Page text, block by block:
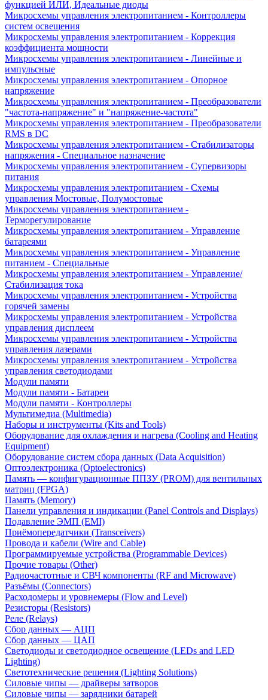
функцией ИЛИ, Идеальные диоды
Микросхемы управления электропитанием - Контроллеры
систем освещения
Микросхемы управления электропитанием - Коррекция
коэффициента мощности
Микросхемы управления электропитанием - Линейные и
импульсные
Микросхемы управления электропитанием - Опорное
напряжение
Микросхемы управления электропитанием - Преобразователи
"частота-напряжение" и "напряжение-частота"
Микросхемы управления электропитанием - Преобразователи
RMS в DC
Микросхемы управления электропитанием - Стабилизаторы
напряжения - Специальное назначение
Микросхемы управления электропитанием - Супервизоры
питания
Микросхемы управления электропитанием - Схемы
управления Мостовые, Полумостовые
Микросхемы управления электропитанием -
Терморегулирование
Микросхемы управления электропитанием - Управление
батареями
Микросхемы управления электропитанием - Управление
питанием - Специальные
Микросхемы управления электропитанием - Управление/
Стабилизация тока
Микросхемы управления электропитанием - Устройства
горячей замены
Микросхемы управления электропитанием - Устройства
управления дисплеем
Микросхемы управления электропитанием - Устройства
управления лазерами
Микросхемы управления электропитанием - Устройства
управления светодиодами
Модули памяти
Модули памяти - Батареи
Модули памяти - Контроллеры
Мультимедиа (Multimedia)
Наборы и инструменты (Kits and Tools)
Оборудование для охлаждения и нагрева (Cooling and Heating
Equipment)
Оборудование систем сбора данных (Data Acquisition)
Оптоэлектроника (Optoelectronics)
Память — конфигурационные ППЗУ (PROM) для вентильных
матриц (FPGA)
Память (Memory)
Панели управления и индикации (Panel Controls and Displays)
Подавление ЭМП (EMI)
Приёмопередатчики (Transceivers)
Провода и кабели (Wire and Cable)
Программируемые устройства (Programmable Devices)
Прочие товары (Other)
Радиочастотные и СВЧ компоненты (RF and Microwave)
Разъёмы (Connectors)
Расходомеры и уровнемеры (Flow and Level)
Резисторы (Resistors)
Реле (Relays)
Сбор данных — АЦП
Сбор данных — ЦАП
Светодиоды и светодиодное освещение (LEDs and LED
Lighting)
Светотехнические решения (Lighting Solutions)
Силовые чипы — драйверы затворов
Силовые чипы — зарядники батарей